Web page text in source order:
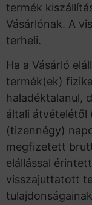
termék
Vásárlónak. A
terheli.
Ha a Vásárló
termék(ek)
haladéktalanul,
általi átvételétől
(tizennégy)
megfizetett
elállással
visszajuttatott